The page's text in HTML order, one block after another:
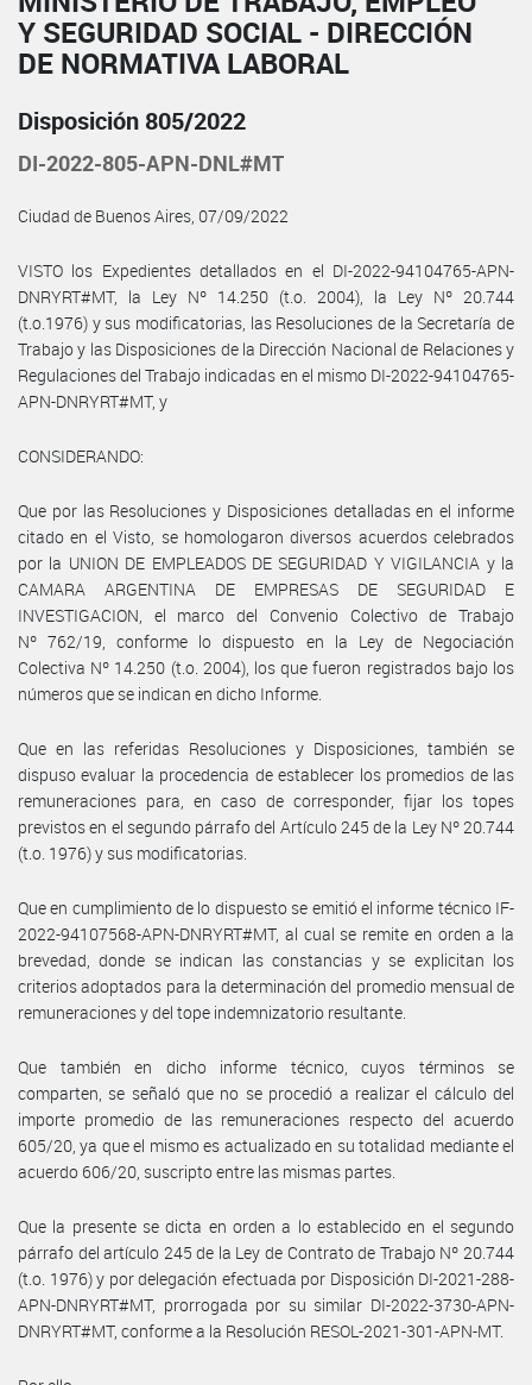
Y SEGURIDAD SOCIAL - DIRECCIÓN
DE NORMATIVA LABORAL
Disposición 805/2022
DI-2022-805-APN-DNL#MT
Ciudad de Buenos Aires, 07/09/2022
VISTO los Expedientes detallados en el DI-2022-94104765-APN-
DNRYRT#MT, la Ley Nº 14.250 (t.o. 2004), la Ley Nº 20.744
(t.o.1976) y sus modificatorias, las Resoluciones de la Secretaría de
Trabajo y las Disposiciones de la Dirección Nacional de Relaciones y
Regulaciones del Trabajo indicadas en el mismo DI-2022-94104765-
APN-DNRYRT#MT, y
CONSIDERANDO:
Que por las Resoluciones y Disposiciones detalladas en el informe
citado en el Visto, se homologaron diversos acuerdos celebrados
por la UNION DE EMPLEADOS DE SEGURIDAD Y VIGILANCIA y la
CAMARA ARGENTINA DE EMPRESAS DE SEGURIDAD E
INVESTIGACION, el marco del Convenio Colectivo de Trabajo
Nº 762/19, conforme lo dispuesto en la Ley de Negociación
Colectiva Nº 14.250 (t.o. 2004), los que fueron registrados bajo los
números que se indican en dicho Informe.
Que en las referidas Resoluciones y Disposiciones, también se
dispuso evaluar la procedencia de establecer los promedios de las
remuneraciones para, en caso de corresponder, fijar los topes
previstos en el segundo párrafo del Artículo 245 de la Ley Nº 20.744
(t.o. 1976) y sus modificatorias.
Que en cumplimiento de lo dispuesto se emitió el informe técnico IF-
2022-94107568-APN-DNRYRT#MT, al cual se remite en orden a la
brevedad, donde se indican las constancias y se explicitan los
criterios adoptados para la determinación del promedio mensual de
remuneraciones y del tope indemnizatorio resultante.
Que también en dicho informe técnico, cuyos términos se
comparten, se señaló que no se procedió a realizar el cálculo del
importe promedio de las remuneraciones respecto del acuerdo
605/20, ya que el mismo es actualizado en su totalidad mediante el
acuerdo 606/20, suscripto entre las mismas partes.
Que la presente se dicta en orden a lo establecido en el segundo
párrafo del artículo 245 de la Ley de Contrato de Trabajo Nº 20.744
(t.o. 1976) y por delegación efectuada por Disposición DI-2021-288-
APN-DNRYRT#MT, prorrogada por su similar DI-2022-3730-APN-
DNRYRT#MT, conforme a la Resolución RESOL-2021-301-APN-MT.